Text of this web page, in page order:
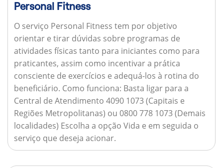
Personal Fitness
O serviço Personal Fitness tem por objetivo
orientar e tirar dúvidas sobre programas de
atividades físicas tanto para iniciantes como para
praticantes, assim como incentivar a prática
consciente de exercícios e adequá-los à rotina do
beneficiário. Como funciona: Basta ligar para a
Central de Atendimento 4090 1073 (Capitais e
Regiões Metropolitanas) ou 0800 778 1073 (Demais
localidades) Escolha a opção Vida e em seguida o
serviço que deseja acionar.